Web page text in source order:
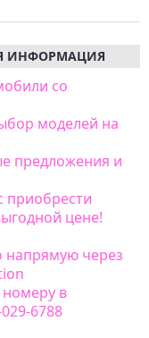
ИНФОРМАЦИЯ
со
моделей на
предложения и
приобрести
цене!
напрямую через
в
6788